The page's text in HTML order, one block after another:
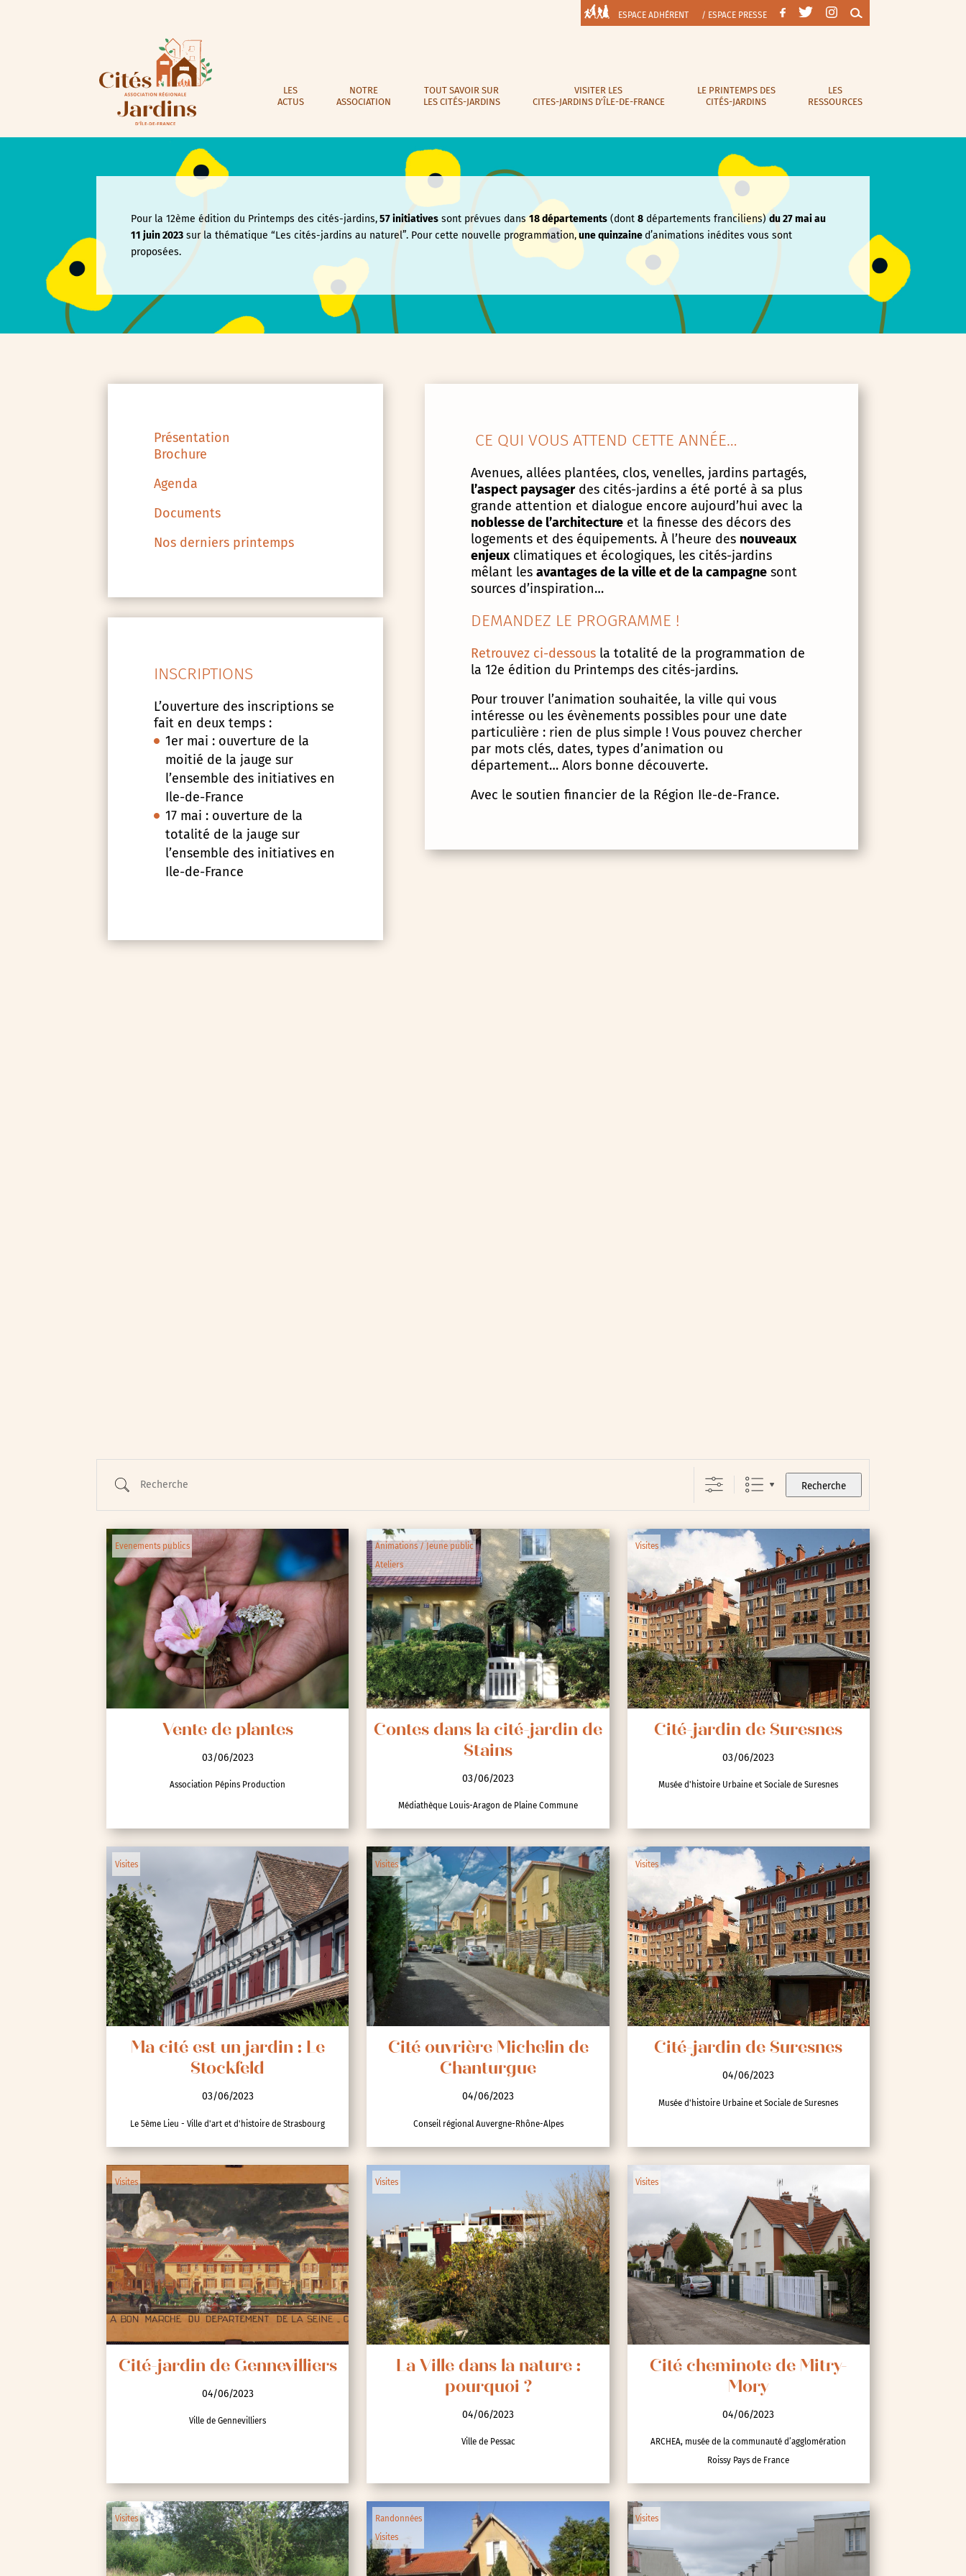
ESPACE ADHÉRENT / ESPACE PRESSE
LES
ACTUS
NOTRE
ASSOCIATION
TOUT SAVOIR SUR
LES CITÉS-JARDINS
VISITER LES
CITES-JARDINS D’ÎLE-DE-FRANCE
LE PRINTEMPS DES
CITÉS-JARDINS
LES
RESSOURCES
Pour la 12ème édition du Printemps des cités-jardins,57 initiatives sont prévues dans18 départements (dont8 départements franciliens)du 27 mai au
11 juin2023 sur la thématique “Les cités-jardins au naturel”. Pour cette nouvelle programmation,une quinzaine d’animations inédites vous sont
proposées.
Présentation
Brochure
Agenda
Documents
Nos derniers printemps
INSCRIPTIONS
L’ouverture des inscriptions se
fait en deux temps :
1er mai : ouverture de la
moitié de la jauge sur
l’ensemble des initiatives en
Ile-de-France
17 mai : ouverture de la
totalité de la jauge sur
l’ensemble des initiatives en
Ile-de-France
CE QUI VOUS ATTEND CETTE ANNÉE…
Avenues, allées plantées, clos, venelles, jardins partagés,
l’aspect paysagerdes cités-jardins a été porté à sa plus
grande attention et dialogue encore aujourd’hui avec la
noblesse de l’architectureet la finesse des décors des
logements et des équipements. À l’heure des nouveaux
enjeuxclimatiques et écologiques, les cités-jardins
mêlant les avantages de la ville et de la campagnesont
sources d’inspiration…
DEMANDEZ LE PROGRAMME !
Retrouvez ci-dessousla totalité de la programmation de
la 12e édition du Printemps des cités-jardins.
Pour trouver l’animation souhaitée, la ville qui vous
intéresse ou les évènements possibles pour une date
particulière : rien de plus simple ! Vous pouvez chercher
par mots clés, dates, types d’animation ou
département… Alors bonne découverte.
Avec le soutien financier de la Région Ile-de-France.
Recherche
Cycle de rencontres
Expositions
Œuvre collective/participative
Parcours en autonomie
Parole aux habitants
Randonnées
Spectacle et performances
Visites
Voyage d'études
Autre
Essonne (91)
Hauts-de-Seine (92)
Paris (75)
Seine-et-Marne (77)
Seine-Saint-Denis (93)
Test-tag-event
Val-d’Oise (95)
Val-de-Marne (94)
Yvelines (78)
Evenements publics
Vente de plantes
03/06/2023
Association Pépins Production
Animations / Jeune public
Ateliers
Contes dans la cité-jardin de
Stains
03/06/2023
Médiathèque Louis-Aragon de Plaine Commune
Visites
Cité-jardin de Suresnes
03/06/2023
Musée d'histoire Urbaine et Sociale de Suresnes
Visites
Ma cité est un jardin : Le
Stockfeld
03/06/2023
Le 5ème Lieu - Ville d'art et d'histoire de Strasbourg
Visites
Cité ouvrière Michelin de
Chanturgue
04/06/2023
Conseil régional Auvergne-Rhône-Alpes
Visites
Cité-jardin de Suresnes
04/06/2023
Musée d'histoire Urbaine et Sociale de Suresnes
Visites
Cité-jardin de Gennevilliers
04/06/2023
Ville de Gennevilliers
Visites
La Ville dans la nature :
pourquoi ?
04/06/2023
Ville de Pessac
Visites
Cité cheminote de Mitry-
Mory
04/06/2023
ARCHEA, musée de la communauté d’agglomération
Roissy Pays de France
Visites
Randonnées
Visites
Visites